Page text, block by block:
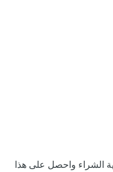
الشراء واحصل على هذا